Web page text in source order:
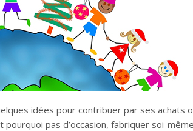
idées pour contribuer par ses achats
pas d’occasion, fabriquer soi-